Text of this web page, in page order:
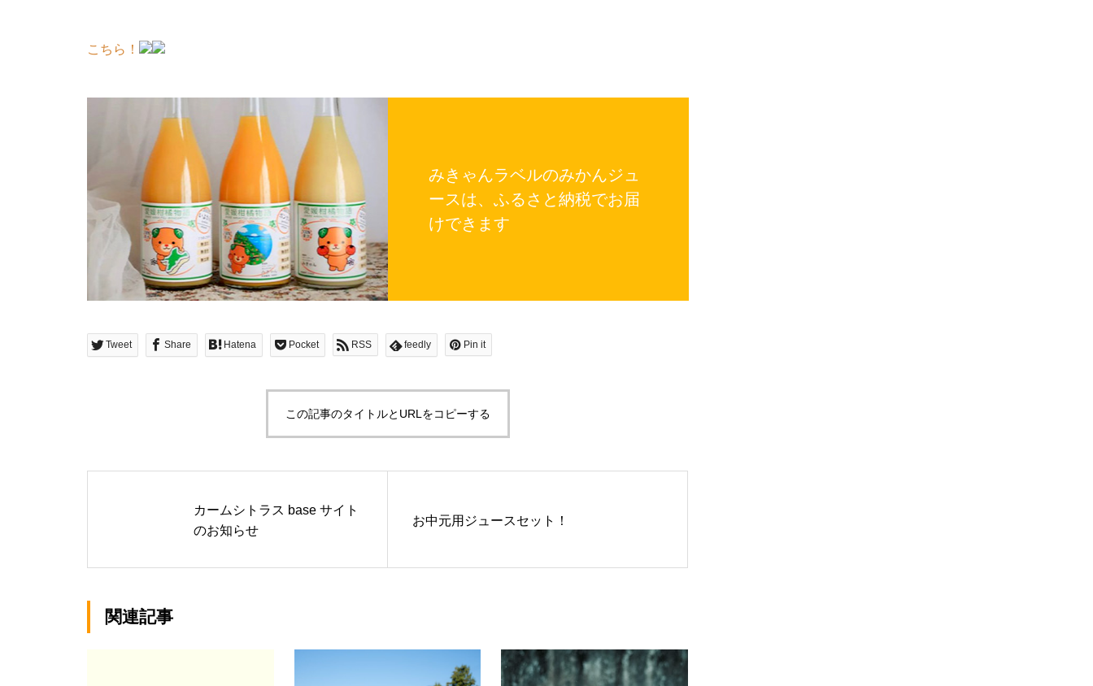
こちら！
みきゃんラベルのみかんジュ
ースは、ふるさと納税でお届
けできます
Tweet Share Hatena Pocket RSS feedly Pin it
この記事のタイトルとURLをコピーする
カームシトラス base サイト
のお知らせ
お中元用ジュースセット！
関連記事